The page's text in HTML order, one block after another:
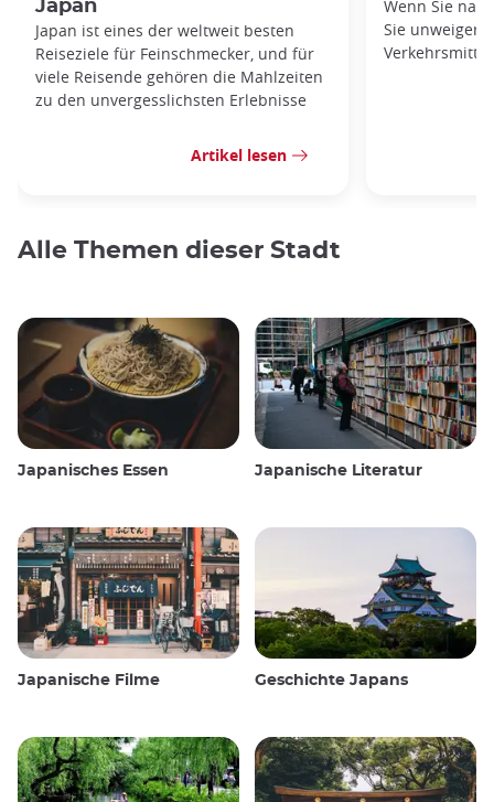
Japan
Japan ist eines der weltweit besten
Reiseziele für Feinschmecker, und für
viele Reisende gehören die Mahlzeiten
zu den unvergesslichsten Erlebnisse
Artikel lesen
Wenn Sie
Sie
Alle Themen dieser Stadt
Japanisches Essen Japanische Literatur
Japanische Filme Geschichte Japans